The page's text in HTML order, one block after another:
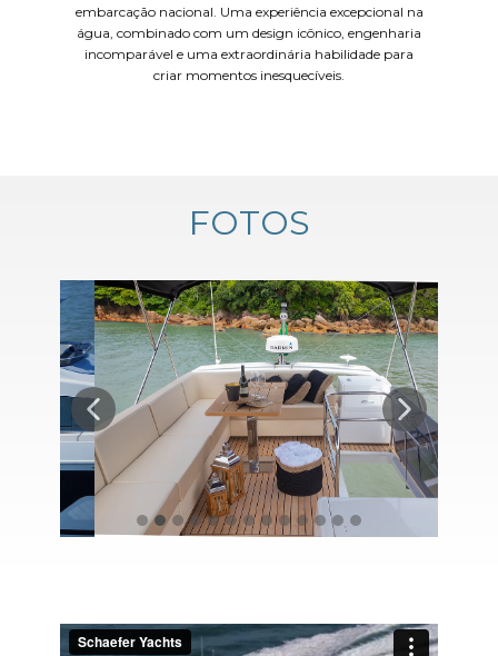
embarcação nacional. Uma experiência excepcional na
água, combinado com um design icônico, engenharia
incomparável e uma extraordinária habilidade para
criar momentos inesquecíveis.
FOTOS